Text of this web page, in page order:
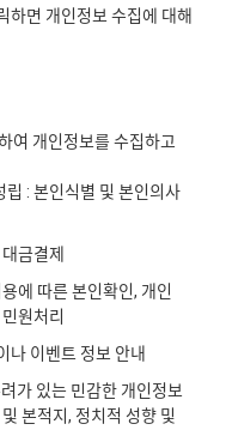
하면 개인정보 수집에 대해
여 개인정보를 수집하고
: 본인식별 및 본인의사
금결제
에 따른 본인확인, 개인
원처리
나 이벤트 정보 안내
가 있는 민감한 개인정보
본적지, 정치적 성향 및